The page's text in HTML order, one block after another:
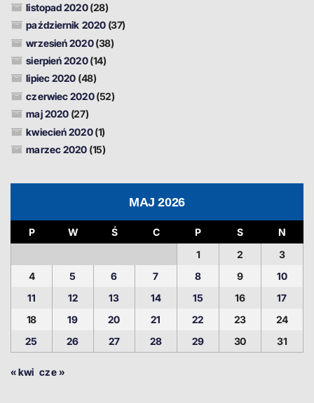
listopad 2020(28)
październik 2020(37)
wrzesień 2020(38)
sierpień 2020(14)
lipiec 2020 (48)
czerwiec 2020(52)
maj 2020 (27)
kwiecień 2020(1)
marzec 2020 (15)
MAJ 2026
P W Ś C P S
N
1
2
3
4
5 6 7 8 9
10
11
12 13 14 15 16
17
18
19 20 21 22 23
24
25
26 27 28 29 30 31
« kwi cze »